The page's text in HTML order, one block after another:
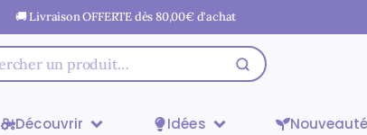
🚚 Livraison OFFERTE dès 80,00€d'achat
Découvrir Idées